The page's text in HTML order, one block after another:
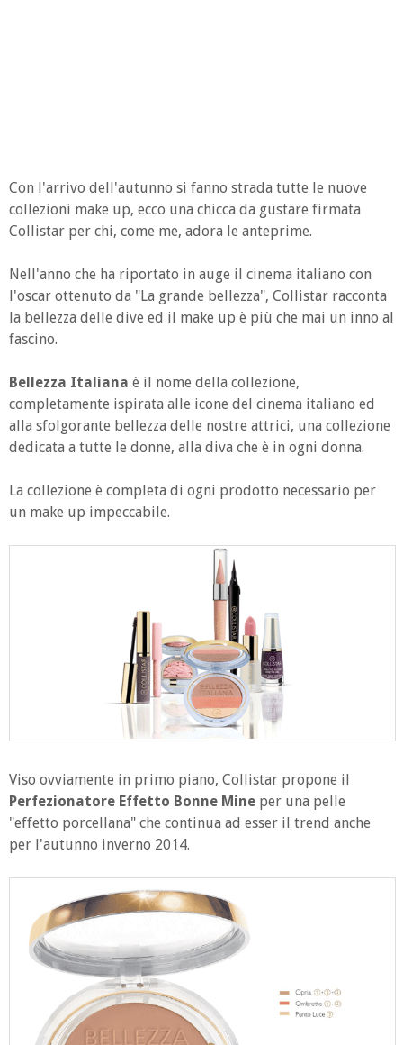
Con l'arrivo dell'autunno si fanno strada tutte le nuove
collezioni make up, ecco una chicca da gustare firmata
Collistar per chi, come me, adora le anteprime.
Nell'anno che ha riportato in auge il cinema italiano con
l'oscar ottenuto da "La grande bellezza", Collistar racconta
la bellezza delle dive ed il make up è più che mai un inno al
fascino.
Bellezza Italiana è il nome della collezione,
completamente ispirata alle icone del cinema italiano ed
alla sfolgorante bellezza delle nostre attrici, una collezione
dedicata a tutte le donne, alla diva che è in ogni donna.
La collezione è completa di ogni prodotto necessario per
un make up impeccabile.
Viso ovviamente in primo piano, Collistar propone il
Perfezionatore Effetto Bonne Mine per una pelle
"effetto porcellana" che continua ad esser il trend anche
per l'autunno inverno 2014.